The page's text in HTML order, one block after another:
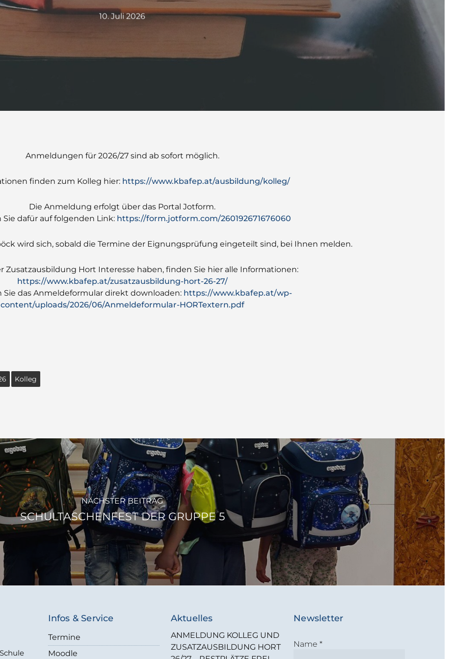
10. Juli 2026
Anmeldungen für 2026/27 sind ab sofort möglich.
finden zum Kolleg hier: https://www.kbafep.at/ausbildung/kolleg/
Die Anmeldung erfolgt über das Portal Jotform.
dafür auf folgenden Link: https://form.jotform.com/260192671676060
wird sich, sobald die Termine der Eignungsprüfung eingeteilt sind, bei Ihnen melden.
Zusatzausbildung Hort Interesse haben, finden Sie hier alle Informationen:
https://www.kbafep.at/zusatzausbildung-hort-26-27/
Sie das Anmeldeformular direkt downloaden: https://www.kbafep.at/wp-
content/uploads/2026/06/Anmeldeformular-HORTextern.pdf
Kolleg
NÄCHSTER BEITRAG
SCHULTASCHENFEST DER GRUPPE 5
Infos & Service
Termine
Moodle
Aktuelles
ANMELDUNG KOLLEG UND
ZUSATZAUSBILDUNG HORT
Newsletter
Name*